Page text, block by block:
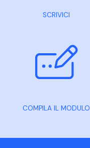
SCRIVICI
COMPILA IL MODULO